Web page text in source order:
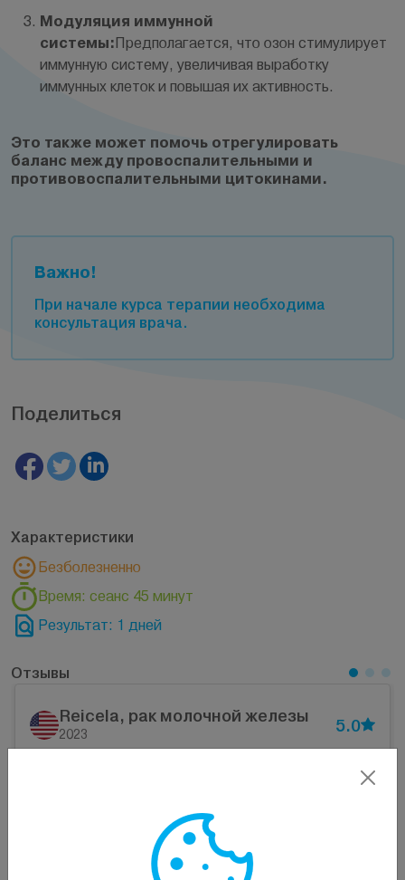
Модуляция иммунной
системы:Предполагается, что озон стимулирует
иммунную систему, увеличивая выработку
иммунных клеток и повышая их активность.
Это также может помочь отрегулировать
баланс между провоспалительными и
противовоспалительными цитокинами.
Важно!
При начале курса терапии необходима
консультация врача.
Поделиться
Характеристики
Безболезненно
Время: сеанс 45 минут
Результат: 1 дней
Отзывы
Reicela, рак молочной железы
2023 5.0
обеспечением моего комфорта и благополучия во
время каждого визита.